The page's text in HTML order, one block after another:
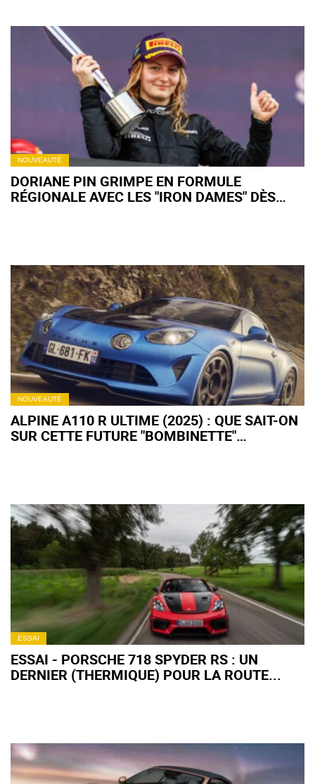
NOUVEAUTÉ
DORIANE PIN GRIMPE EN FORMULE
RÉGIONALE AVEC LES "IRON DAMES" DÈS
NOUVEAUTÉ
ALPINE A110 R ULTIME (2025) : QUE SAIT-ON
SUR CETTE FUTURE "BOMBINETTE"
ESSAI
ESSAI - PORSCHE 718 SPYDER RS : UN
DERNIER (THERMIQUE) POUR LA ROUTE...